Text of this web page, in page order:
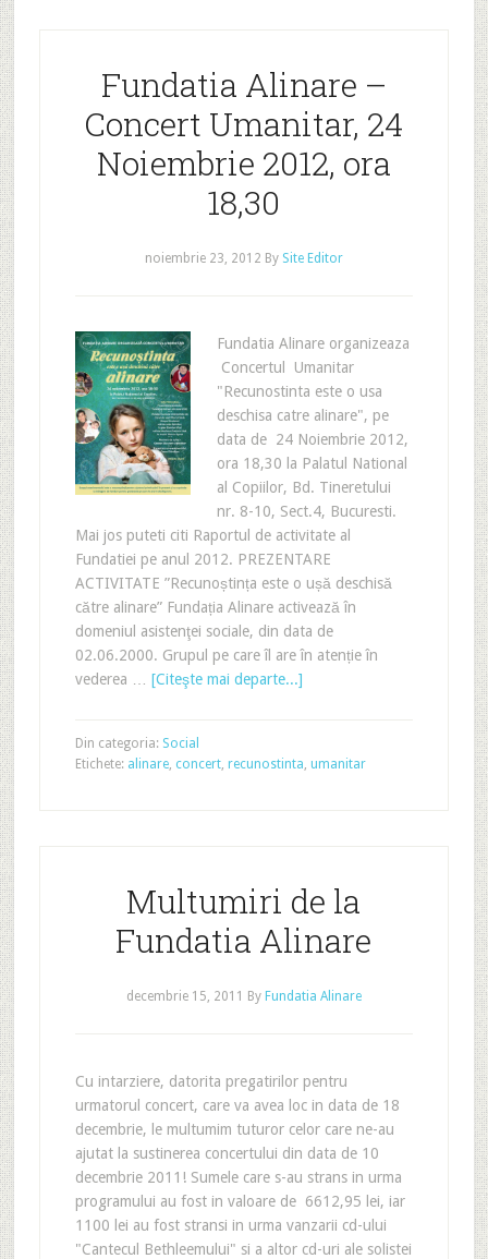
Fundatia Alinare –
Concert Umanitar, 24
Noiembrie 2012, ora
18,30
noiembrie 23, 2012 By Site Editor
Fundatia Alinare organizeaza
Concertul Umanitar
"Recunostinta este o usa
deschisa catre alinare", pe
data de 24 Noiembrie 2012,
ora 18,30 la Palatul National
al Copiilor, Bd. Tineretului
nr. 8-10, Sect.4, Bucuresti.
Mai jos puteti citi Raportul de activitate al
Fundatiei pe anul 2012. PREZENTARE
ACTIVITATE ”Recunoștința este o ușă deschisă
către alinare” Fundația Alinare activează în
domeniul asistenţei sociale, din data de
02.06.2000. Grupul pe care îl are în atenție în
vederea … [Citeşte mai departe...]
Din categoria: Social
Etichete: alinare, concert, recunostinta, umanitar
Multumiri de la
Fundatia Alinare
decembrie 15, 2011 By Fundatia Alinare
Cu intarziere, datorita pregatirilor pentru
urmatorul concert, care va avea loc in data de 18
decembrie, le multumim tuturor celor care ne-au
ajutat la sustinerea concertului din data de 10
decembrie 2011! Sumele care s-au strans in urma
programului au fost in valoare de 6612,95 lei, iar
1100 lei au fost stransi in urma vanzarii cd-ului
"Cantecul Bethleemului" si a altor cd-uri ale solistei